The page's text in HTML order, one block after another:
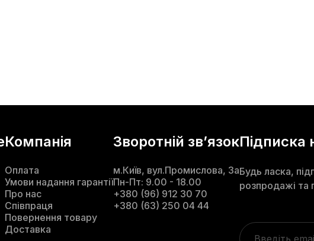
Компанія
Оплата
Умови надання гарантії
Про нас
Співпраця
Повернення товару
Доставка
Зворотній звʼязок
м.Київ, вул.Промислова, 3а
Пн-Пт: 9.00 - 18.00
+380 (96) 912 30 70
+380 (63) 250 04 44
Підписка
Будь ласка,
розпродажі та